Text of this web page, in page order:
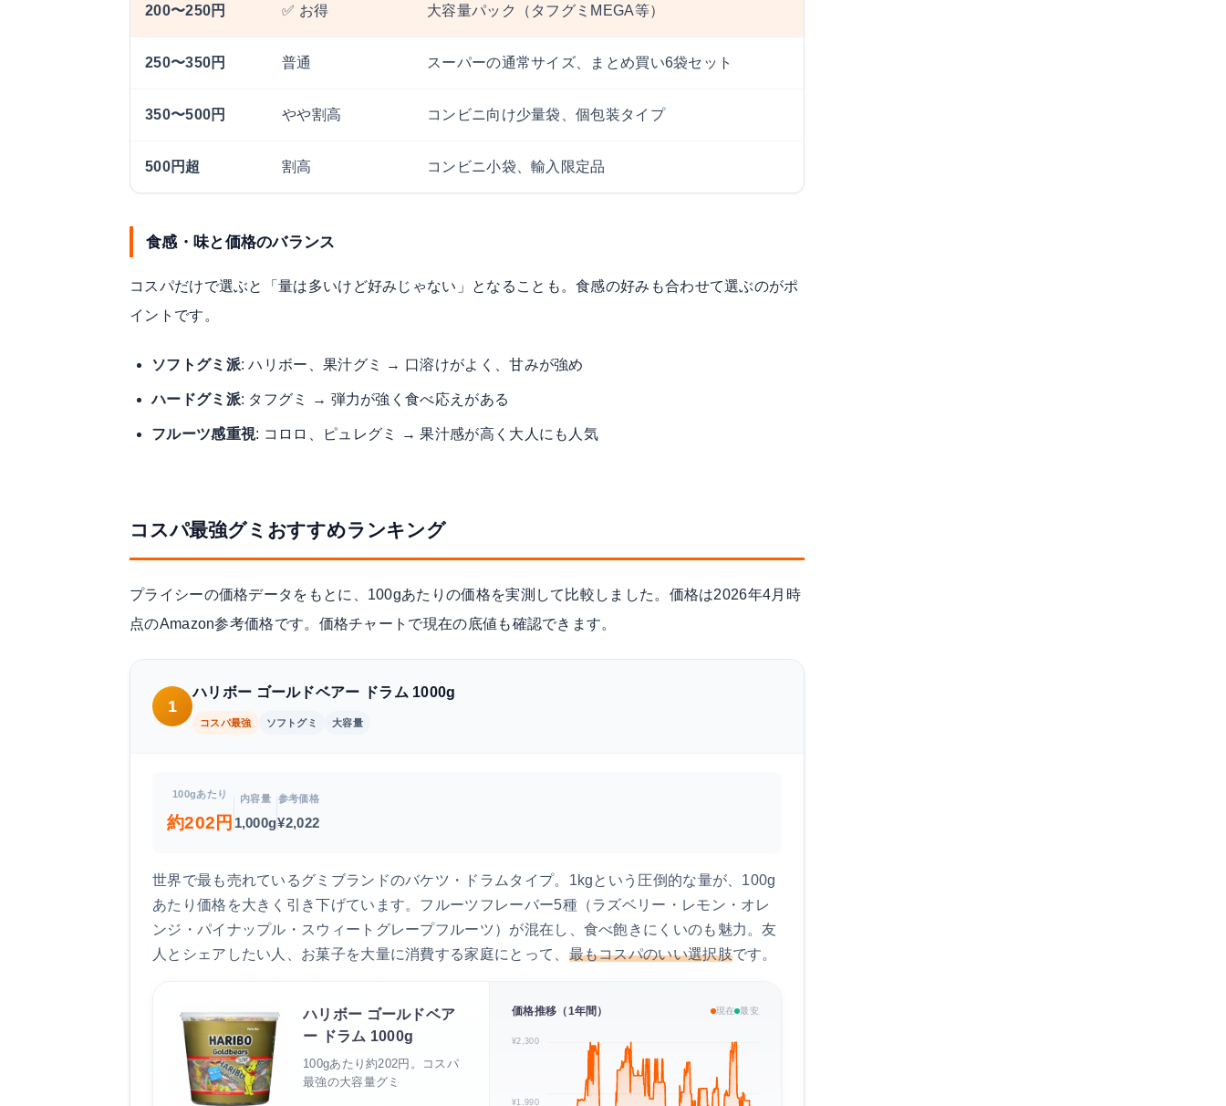
200〜250円 ✅ お得 大容量パック（タフグミMEGA等）
250〜350円 普通 スーパーの通常サイズ、まとめ買い6袋セット
350〜500円 やや割高 コンビニ向け少量袋、個包装タイプ
500円超 割高 コンビニ小袋、輸入限定品
食感・味と価格のバランス
コスパだけで選ぶと「量は多いけど好みじゃない」となることも。食感の好みも合わせて選ぶのがポ
イントです。
ソフトグミ派: ハリボー、果汁グミ → 口溶けがよく、甘みが強め
ハードグミ派: タフグミ → 弾力が強く食べ応えがある
フルーツ感重視: コロロ、ピュレグミ → 果汁感が高く大人にも人気
コスパ最強グミおすすめランキング
プライシーの価格データをもとに、100gあたりの価格を実測して比較しました。価格は2026年4月時
点のAmazon参考価格です。価格チャートで現在の底値も確認できます。
1
ハリボー ゴールドベアー ドラム 1000g
コスパ最強 ソフトグミ 大容量
100gあたり
約202円
内容量
1,000g
参考価格
¥2,022
世界で最も売れているグミブランドのバケツ・ドラムタイプ。1kgという圧倒的な量が、100g
あたり価格を大きく引き下げています。フルーツフレーバー5種（ラズベリー・レモン・オレ
ンジ・パイナップル・スウィートグレープフルーツ）が混在し、食べ飽きにくいのも魅力。友
人とシェアしたい人、お菓子を大量に消費する家庭にとって、 最もコスパのいい選択肢です。
ハリボー ゴールドベア
ー ドラム 1000g
100gあたり約202円。コスパ
最強の大容量グミ
価格推移（1年間） 現在 最安
¥2,300
¥1,990